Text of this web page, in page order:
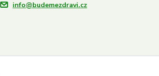
info@budemezdravi.cz